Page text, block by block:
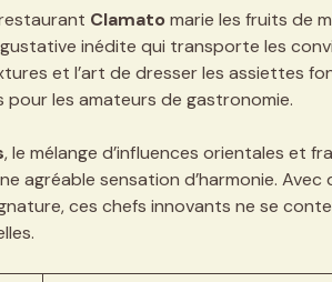
Clamatomarie les fruits de
inédite qui transporte les
et l’art de dresser les assiettes
les amateurs de gastronomie.
, le mélange d’influences orientales et
agréable sensation d’harmonie.
ces chefs innovants ne se